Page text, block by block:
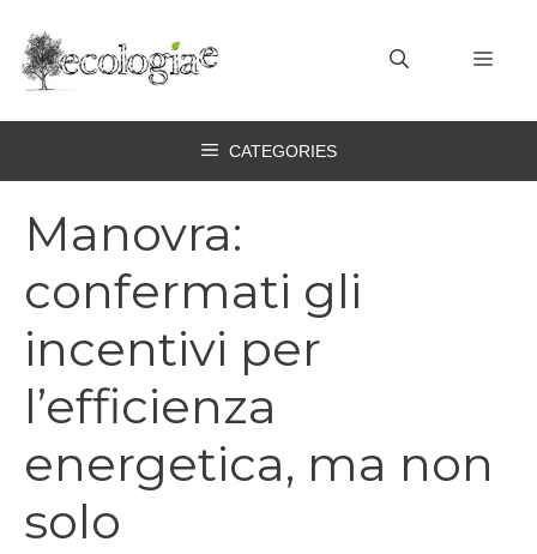
contenuto
CATEGORIES
Manovra:
confermati gli
incentivi per
l’efficienza
energetica, ma non
solo